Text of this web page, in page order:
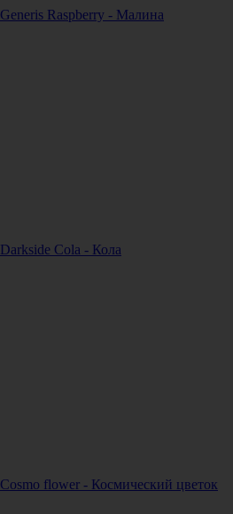
Raspberry - Малина
Cola - Кола
flower - Космический цветок